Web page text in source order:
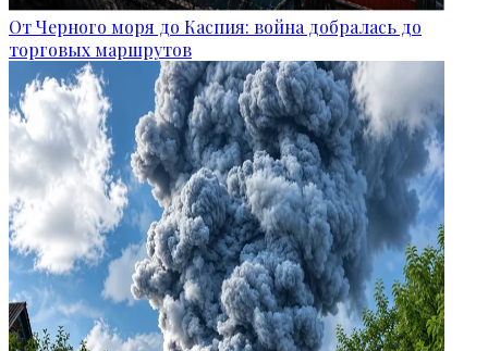
От Черного моря до Каспия: война добралась до
торговых маршрутов